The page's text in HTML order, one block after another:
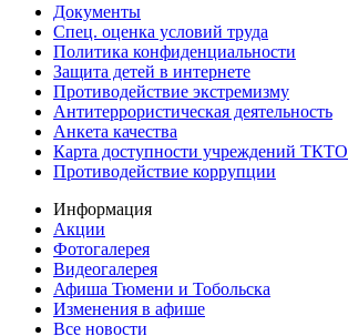
Документы
Спец. оценка условий труда
Политика конфиденциальности
Защита детей в интернете
Противодействие экстремизму
Антитеррористическая деятельность
Анкета качества
Карта доступности учреждений ТКТО
Противодействие коррупции
Информация
Акции
Фотогалерея
Видеогалерея
Афиша Тюмени и Тобольска
Изменения в афише
Все новости